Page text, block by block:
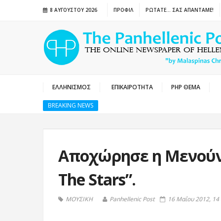
8 ΑΥΓΟΎΣΤΟΥ 2026 ΠΡΟΦΙΛ ΡΩΤΑΤΕ… ΣΑΣ ΑΠΑΝΤΑΜΕ!
ΕΛΛΗΝΙΣΜΟΣ ΕΠΙΚΑΙΡΟΤΗΤΑ PHP ΘΕΜΑ
BREAKING NEWS
Αποχώρησε η
The Stars”.
ΜΟΥΣΙΚΗ Panhellenic Post 16 Μαΐου 2012, 14